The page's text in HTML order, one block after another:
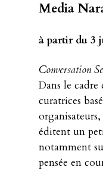
Media
à partir du 3
Conversation
Dans le cadre
curatrices
éditent un
notamment
pensée en